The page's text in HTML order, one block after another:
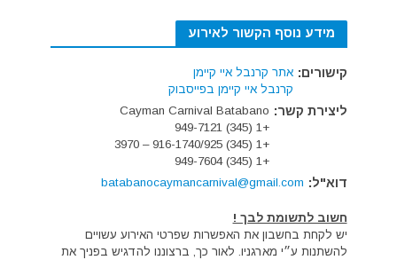
מידע נוסף הקשור לאירוע
קישורים: אתר קרנבל איי קיימן
קרנבל איי קיימן בפייסבוק
ליצירת קשר: Cayman Carnival Batabano
+1 (345) 949-7121
+1 (345) 916-1740/925 – 3970
+1 (345) 949-7604
דוא"ל: batabanocaymancarnival@gmail.com
חשוב לתשומת לבך !
יש לקחת בחשבון את האפשרות שפרטי האירוע עשויים
להשתנות ע״י מארגניו. לאור כך, ברצוננו להדגיש בפניך את